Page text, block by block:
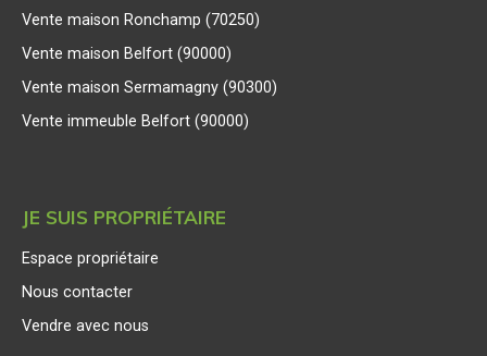
Vente maison Ronchamp (70250)
Vente maison Belfort (90000)
Vente maison Sermamagny (90300)
Vente immeuble Belfort (90000)
JE SUIS PROPRIÉTAIRE
Espace propriétaire
Nous contacter
Vendre avec nous